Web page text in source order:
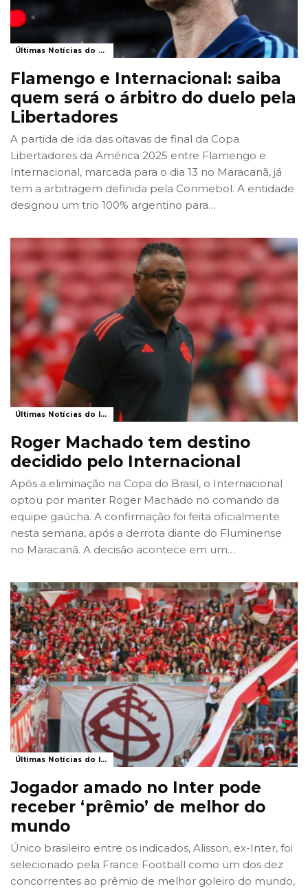
Últimas Notícias do Flamengo
Flamengo e Internacional: saiba
quem será o árbitro do duelo pela
Libertadores
A partida de ida das oitavas de final da Copa
Libertadores da América 2025 entre Flamengo e
Internacional, marcada para o dia 13 no Maracanã, já
tem a arbitragem definida pela Conmebol. A entidade
designou um trio 100% argentino para…
Últimas Notícias do Internacional
Roger Machado tem destino
decidido pelo Internacional
Após a eliminação na Copa do Brasil, o Internacional
optou por manter Roger Machado no comando da
equipe gaúcha. A confirmação foi feita oficialmente
nesta semana, após a derrota diante do Fluminense
no Maracanã. A decisão acontece em um…
Últimas Notícias do Internacional
Jogador amado no Inter pode
receber ‘prêmio’ de melhor do
mundo
Único brasileiro entre os indicados, Alisson, ex-Inter, foi
selecionado pela France Football como um dos dez
concorrentes ao prêmio de melhor goleiro do mundo,